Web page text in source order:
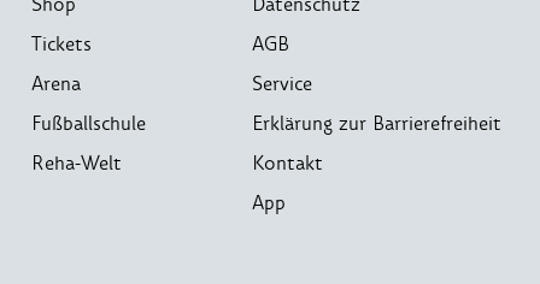
Tickets
Arena
Fußballschule
Reha-Welt
AGB
Service
Erklärung zur Barrierefreiheit
Kontakt
App